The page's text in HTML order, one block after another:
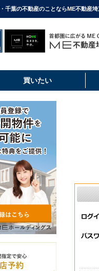
千葉の不動産のことならME不動産埼
買いたい